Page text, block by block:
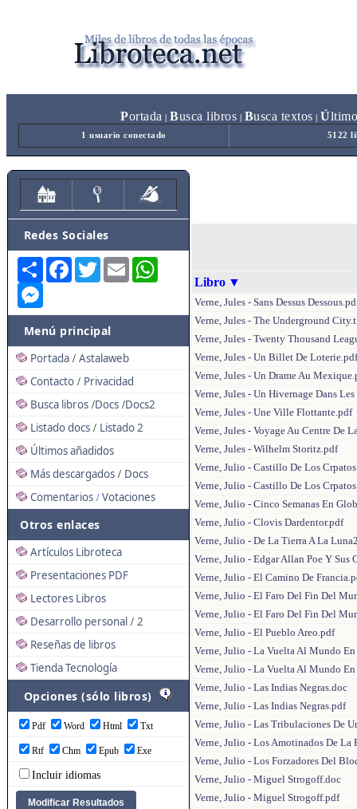
Portada Busca libros Busca textos Ú
1 usuario conectado 5122
Redes Sociales
Share FacebookTwitterEmail
Menú principal
Portada / Astalaweb
Contacto / Privacidad
Busca libros /Docs /Docs2
Listado docs / Listado 2
Últimos añadidos
Más descargados / Docs
Comentarios / Votaciones
Otros enlaces
Artículos Libroteca
Presentaciones PDF
Lectores Libros
Desarrollo personal / 2
Reseñas de libros
Tienda Tecnología
Opciones (sólo libros)
Pdf Word Html Txt
Rtf Chm Epub Exe
Incluir idiomas
Libro ▼
Verne, Jules - Sans Dessus
Verne, Jules - The Underground
Verne, Jules - Twenty Thousand
Verne, Jules - Un Billet De Loterie.pdf
Verne, Jules - Un Drame Au
Verne, Jules - Un Hivernage Dans
Verne, Jules - Une Ville Flottante.pdf
Verne, Jules - Voyage Au Centre De
Verne, Jules - Wilhelm Storitz.pdf
Verne, Julio - Castillo De Los
Verne, Julio - Castillo De Los
Verne, Julio - Cinco Semanas En
Verne, Julio - Clovis Dardentor.pdf
Verne, Julio - De La Tierra A La
Verne, Julio - Edgar Allan Poe Y Sus
Verne, Julio - El Camino De
Verne, Julio - El Faro Del Fin Del
Verne, Julio - El Faro Del Fin Del
Verne, Julio - El Pueblo Areo.pdf
Verne, Julio - La Vuelta Al Mundo En
Verne, Julio - La Vuelta Al Mundo
Verne, Julio - Las Indias Negras.doc
Verne, Julio - Las Indias Negras.pdf
Verne, Julio - Las Tribulaciones De
Verne, Julio - Los Amotinados De La
Verne, Julio - Los Forzadores Del
Verne, Julio - Miguel Strogoff.doc
Verne, Julio - Miguel Strogoff.pdf